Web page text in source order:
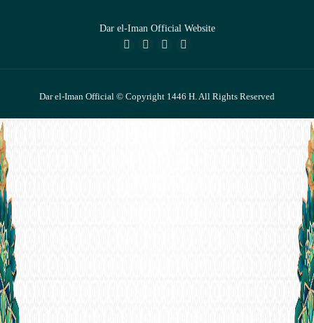
Dar el-Iman Official Website
Dar el-Iman Official © Copyright 1446 H. All Rights Reserved